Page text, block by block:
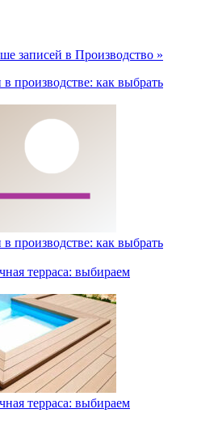
записей в Производство »
производстве: как выбрать
производстве: как выбрать
терраса: выбираем
терраса: выбираем